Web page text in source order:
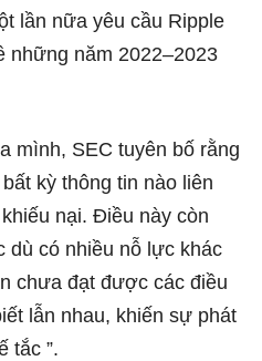
lần nữa yêu cầu Ripple
những năm 2022–2023
mình, SEC tuyên bố rằng
kỳ thông tin nào liên
nại. Điều này còn
dù có nhiều nỗ lực khác
chưa đạt được các điều
lẫn nhau, khiến sự phát
tắc ”.